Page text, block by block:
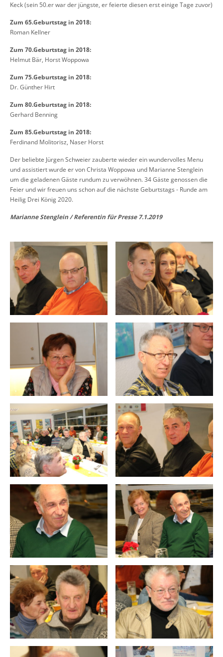
Keck (sein 50.er war der jüngste, er feierte diesen erst einige Tage zuvor)
Zum 65.Geburtstag in 2018:
Roman Kellner
Zum 70.Geburtstag in 2018:
Helmut Bär, Horst Woppowa
Zum 75.Geburtstag in 2018:
Dr. Günther Hirt
Zum 80.Geburtstag in 2018:
Gerhard Benning
Zum 85.Geburtstag in 2018:
Ferdinand Molitorisz, Naser Horst
Der beliebte Jürgen Schweier zauberte wieder ein wundervolles Menu
und assistiert wurde er von Christa Woppowa und Marianne Stenglein
um die geladenen Gäste rundum zu verwöhnen. 34 Gäste genossen die
Feier und wir freuen uns schon auf die nächste Geburtstags - Runde am
Heilig Drei König 2020.
Marianne Stenglein / Referentin für Presse 7.1.2019